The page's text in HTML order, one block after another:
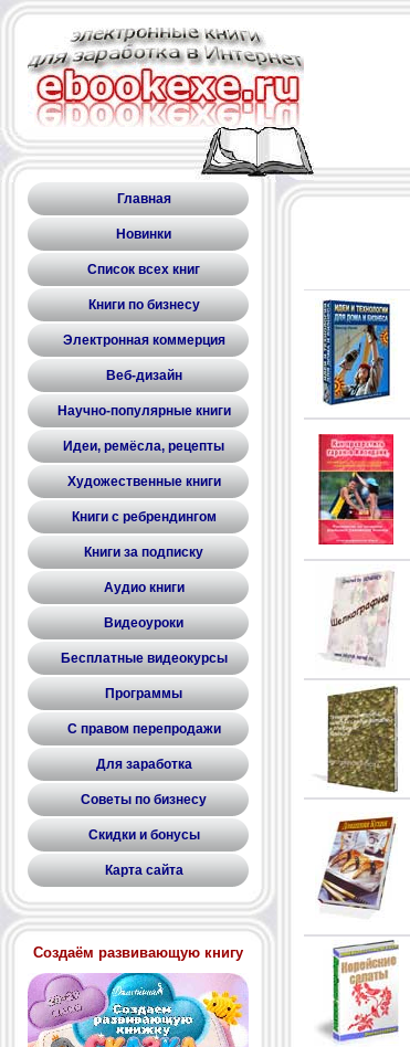
Главная
Новинки
Список всех книг
Книги по бизнесу
Электронная коммерция
Веб-дизайн
Научно-популярные книги
Идеи, ремёсла, рецепты
Художественные книги
Книги с ребрендингом
Книги за подписку
Аудио книги
Видеоуроки
Бесплатные видеокурсы
Программы
С правом перепродажи
Для заработка
Советы по бизнесу
Скидки и бонусы
Карта сайта
Создаём развивающую книгу